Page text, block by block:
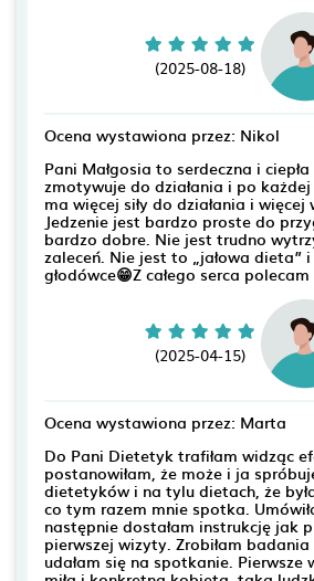
(2025-08-18)
Ocena wystawiona przez: Nikol
Pani Małgosia to serdeczna i
zmotywuje do działania i po każdej
ma więcej siły do działania i
Jedzenie jest bardzo proste do
bardzo dobre. Nie jest trudno
zaleceń. Nie jest to „jałowa dieta”
głodówce😁Z całego serca polecam
(2025-04-15)
Ocena wystawiona przez: Marta
Do Pani Dietetyk trafiłam widząc
postanowiłam, że może i ja
dietetyków i na tylu dietach, że
co tym razem mnie spotka.
następnie dostałam instrukcję jak
pierwszej wizyty. Zrobiłam
udałam się na spotkanie. Pierwsze